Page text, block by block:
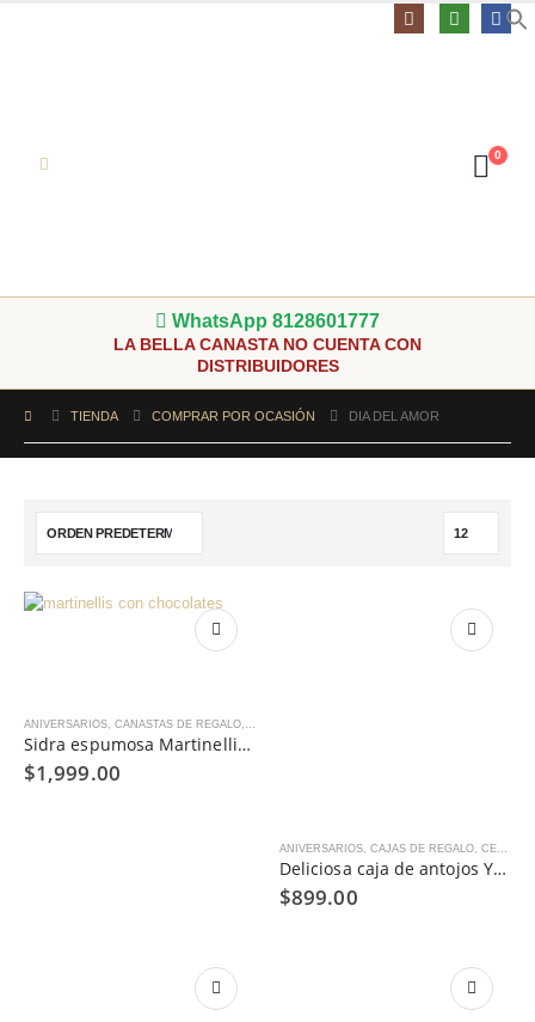
0
WhatsApp 8128601777
LA BELLA CANASTA NO CUENTA CON
DISTRIBUIDORES
TIENDA COMPRAR POR OCASIÓN DIA DEL AMOR
ANIVERSARIOS CANASTAS DE REGALO
Sidra espumosa Martinellis y fiesta de chocolates – MT123
$1,999.00
ANIVERSARIOS CAJAS DE REGALO CENAS, BRINDIS Y REGALOS HOME OFFICE
Deliciosa caja de antojos Yummy Pack®
$899.00